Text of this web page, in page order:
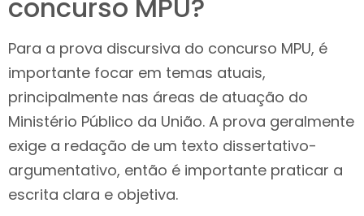
concurso MPU?
Para a prova discursiva do concurso MPU, é
importante focar em temas atuais,
principalmente nas áreas de atuação do
Ministério Público da União. A prova geralmente
exige a redação de um texto dissertativo-
argumentativo, então é importante praticar a
escrita clara e objetiva.